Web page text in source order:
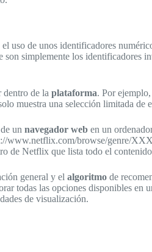
uso de unos identificadores
simplemente los
dentro de la plataforma. Por
muestra una selección limitada de
un navegador web en un
www.netflix.com/browse/genre/
de Netflix que lista todo el
general y el algoritmo de
todas las opciones disponibles en
de visualización.